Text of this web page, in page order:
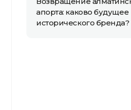
апорта: каково будущее
исторического бренда?